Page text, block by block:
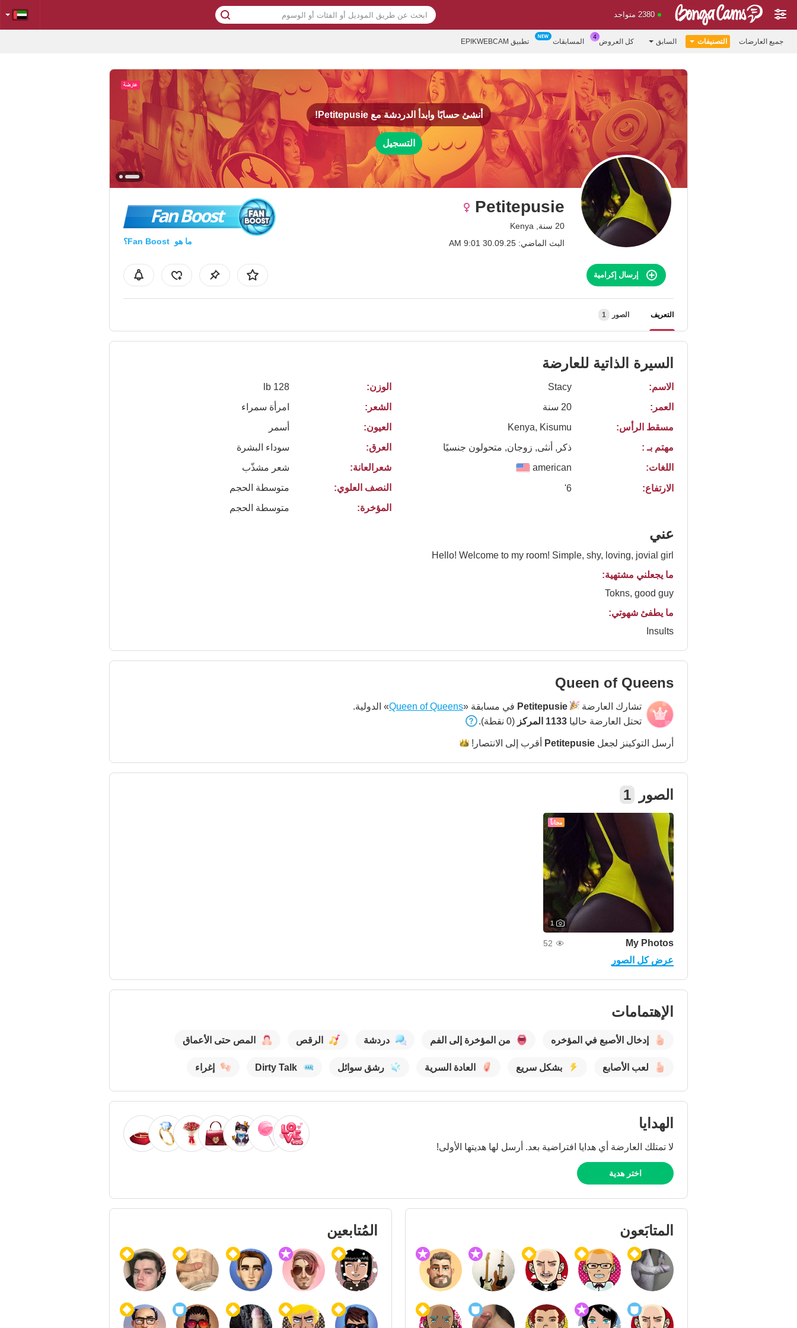
2380 متواجد
جميع العارضات التصنيفات السابق كل العروض المسابقات تطبيق EPIKWEBCAM
أنشئ حسابًا وابدأ الدردشة معPetitepusie!
التسجيل
Petitepusie
20 سنة, Kenya
البث الماضي: 30.09.25 9:01 AM
Fan Boost
ما هو Fan Boost؟
إرسال إكرامية
التعريف الصور 1
السيرة الذاتية للعارضة
الاسم:
Stacy
العمر:
20 سنة
مسقط الرأس:
Kenya, Kisumu
مهتم بـ :
ذكر, أنثى, زوجان, متحولون جنسيًا
اللغات:
american
الارتفاع: 6'
الوزن:
128 lb
الشعر:
امرأة سمراء
العيون:
أسمر
العرق:
سوداء البشرة
شعرالعانة:
شعر مشذّب
النصف العلوي:
متوسطة الحجم
المؤخرة:
متوسطة الحجم
عني
Hello! Welcome to my room! Simple, shy, loving, jovial girl
ما يجعلني مشتهية:
Tokns, good guy
ما يطفئ شهوتي:
Insults
Queen of Queens
تشارك العارضة Petitepusie في مسابقة «Queen of Queens» الدولية.
تحتل العارضة حاليا 1133 المركز (0 نقطة).
أرسل التوكينز لجعل Petitepusie أقرب إلى الانتصار!
الصور 1
مجاناً
1
My Photos
52
عرض كل الصور
الإهتمامات
إدخال الأصبع في المؤخره من المؤخرة إلى الفم دردشة الرقص المص حتى الأعماق
لعب الأصابع بشكل سريع العادة السرية رشق سوائل Dirty Talk إغراء
الهدايا
لا تمتلك العارضة أي هدايا افتراضية بعد. أرسل لها هديتها الأولى!
اختر هدية
المتابَعون المُتابعين